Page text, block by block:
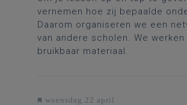
vernemen hoe zij bepaalde
Daarom organiseren we een
van andere scholen. We
bruikbaar materiaal.
woensdag 22 april